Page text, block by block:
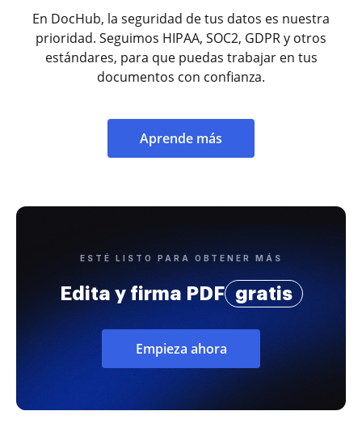
En DocHub, la seguridad de tus datos es nuestra
prioridad. Seguimos HIPAA, SOC2, GDPR y otros
estándares, para que puedas trabajar en tus
documentos con confianza.
Aprende más
ESTÉ LISTO PARA OBTENER MÁS
Edita y firma PDF gratis
Empieza ahora